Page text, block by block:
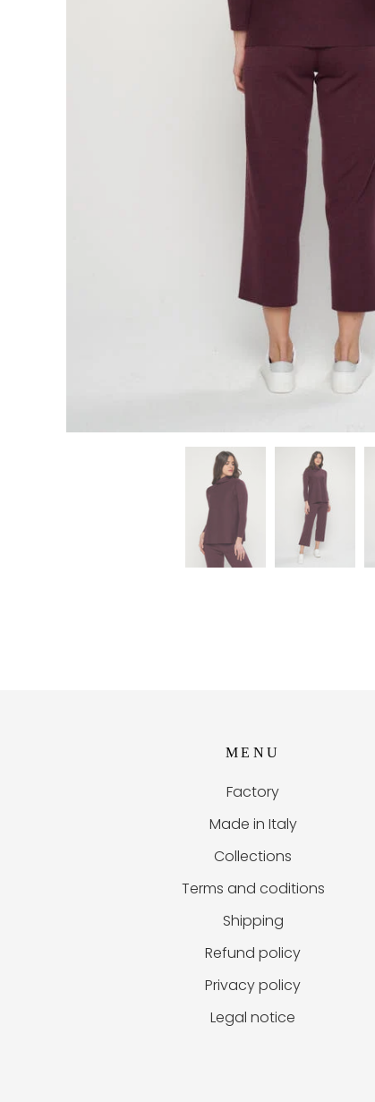
MENU
Factory
Made in Italy
Collections
Terms and coditions
Shipping
Refund policy
Privacy policy
Legal notice